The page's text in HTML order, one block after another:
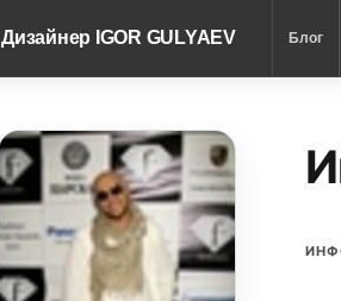
Дизайнер IGOR GULYAEV Блог